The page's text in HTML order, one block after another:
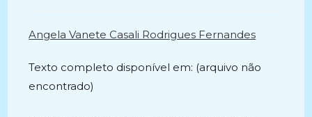
Angela Vanete Casali Rodrigues Fernandes
Texto completo disponível em: (arquivo não
encontrado)